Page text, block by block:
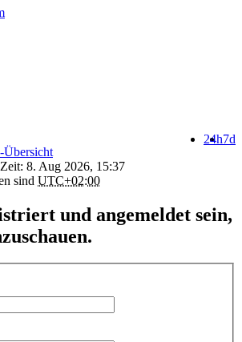
7d
24h
Übersicht
8. Aug 2026, 15:37
sind UTC+02:00
und angemeldet sein,